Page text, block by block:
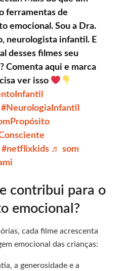
ferramentas de
emocional. Sou a Dra.
neurologista infantil. E
desses filmes seu
Comenta aqui e marca
ver isso
#NeurologiaInfantil
#netflixkids ♬ som
contribui para o
emocional?
cada filme acrescenta
emocional das crianças:
a generosidade e a